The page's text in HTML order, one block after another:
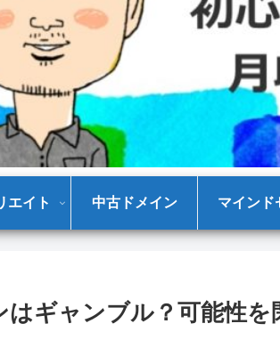
エイト 中古ドメイン マインド
はギャンブル？可能性